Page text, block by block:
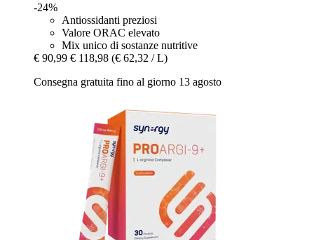
-24%
Antiossidanti preziosi
Valore ORAC elevato
Mix unico di sostanze nutritive
€ 90,99 € 118,98 (€ 62,32 / L)
Consegna gratuita fino al giorno 13 agosto